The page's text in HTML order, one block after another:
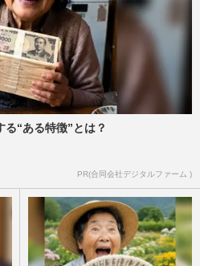
“ある特徴”とは？
PR(合同会社デジタルファーム )